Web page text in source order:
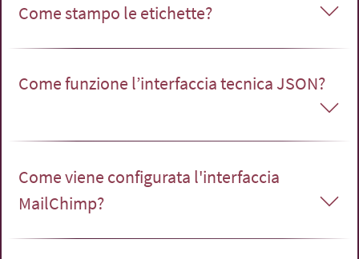
Come stampo le etichette?
Come funzione l’interfaccia tecnica JSON?
Come viene configurata l'interfaccia
MailChimp?